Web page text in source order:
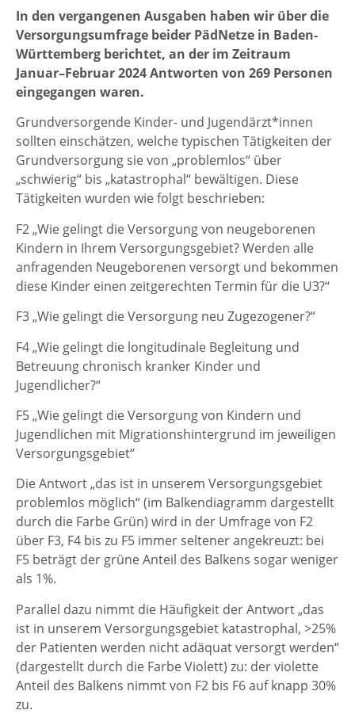
In den vergangenen Ausgaben haben wir über die
Versorgungsumfrage beider PädNetze in Baden-
Württemberg berichtet, an der im Zeitraum
Januar–Februar 2024 Antworten von 269 Personen
eingegangen waren.
Grundversorgende Kinder- und Jugendärzt*innen
sollten einschätzen, welche typischen Tätigkeiten der
Grundversorgung sie von „problemlos“ über
„schwierig“ bis „katastrophal“ bewältigen. Diese
Tätigkeiten wurden wie folgt beschrieben:
F2 „Wie gelingt die Versorgung von neugeborenen
Kindern in Ihrem Versorgungsgebiet? Werden alle
anfragenden Neugeborenen versorgt und bekommen
diese Kinder einen zeitgerechten Termin für die U3?“
F3 „Wie gelingt die Versorgung neu Zugezogener?“
F4 „Wie gelingt die longitudinale Begleitung und
Betreuung chronisch kranker Kinder und
Jugendlicher?“
F5 „Wie gelingt die Versorgung von Kindern und
Jugendlichen mit Migrationshintergrund im jeweiligen
Versorgungsgebiet“
Die Antwort „das ist in unserem Versorgungsgebiet
problemlos möglich“ (im Balkendiagramm dargestellt
durch die Farbe Grün) wird in der Umfrage von F2
über F3, F4 bis zu F5 immer seltener angekreuzt: bei
F5 beträgt der grüne Anteil des Balkens sogar weniger
als 1%.
Parallel dazu nimmt die Häufigkeit der Antwort „das
ist in unserem Versorgungsgebiet katastrophal, >25%
der Patienten werden nicht adäquat versorgt werden“
(dargestellt durch die Farbe Violett) zu: der violette
Anteil des Balkens nimmt von F2 bis F6 auf knapp 30%
zu.